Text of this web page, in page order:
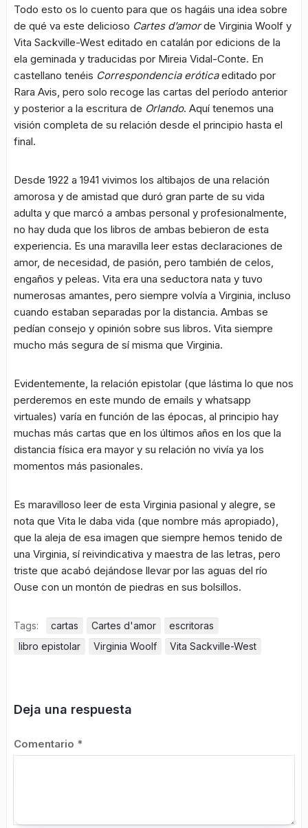
Todo esto os lo cuento para que os hagáis una idea sobre
de qué va este delicioso Cartes d’amorde Virginia Woolf y
Vita Sackville-West editado en catalán por edicions de la
ela geminada y traducidas por Mireia Vidal-Conte. En
castellano tenéis Correspondencia eróticaeditado por
Rara Avis, pero solo recoge las cartas del período anterior
y posterior a la escritura de Orlando. Aquí tenemos una
visión completa de su relación desde el principio hasta el
final.
Desde 1922 a 1941 vivimos los altibajos de una relación
amorosa y de amistad que duró gran parte de su vida
adulta y que marcó a ambas personal y profesionalmente,
no hay duda que los libros de ambas bebieron de esta
experiencia. Es una maravilla leer estas declaraciones de
amor, de necesidad, de pasión, pero también de celos,
engaños y peleas. Vita era una seductora nata y tuvo
numerosas amantes, pero siempre volvía a Virginia, incluso
cuando estaban separadas por la distancia. Ambas se
pedían consejo y opinión sobre sus libros. Vita siempre
mucho más segura de sí misma que Virginia.
Evidentemente, la relación epistolar (que lástima lo que nos
perderemos en este mundo de emails y whatsapp
virtuales) varía en función de las épocas, al principio hay
muchas más cartas que en los últimos años en los que la
distancia física era mayor y su relación no vivía ya los
momentos más pasionales.
Es maravilloso leer de esta Virginia pasional y alegre, se
nota que Vita le daba vida (que nombre más apropiado),
que la aleja de esa imagen que siempre hemos tenido de
una Virginia, sí reivindicativa y maestra de las letras, pero
triste que acabó dejándose llevar por las aguas del río
Ouse con un montón de piedras en sus bolsillos.
Tags: cartas Cartes d'amor
escritoras
libro epistolar
Virginia Woolf Vita Sackville-West
Deja una respuesta
Comentario *